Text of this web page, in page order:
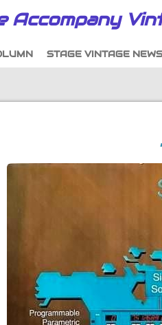
Accompany
STAGE VINTAGE NEWS